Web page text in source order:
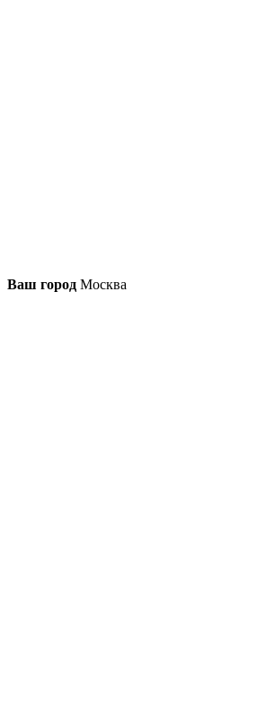
Ваш город Москва